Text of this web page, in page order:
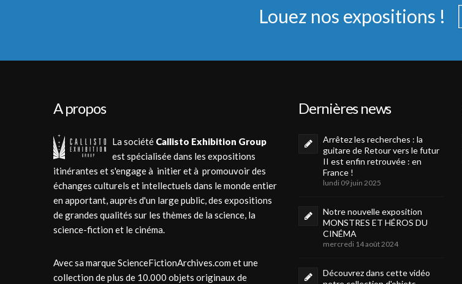
Louez nos expositions !
A propos
La société Callisto Exhibition Group
est spécialisée dans les expositions
itinérantes et s'engage à initier et à promouvoir des
échanges culturels et intellectuels dans le monde entier
en apportant, auprès d'un large public, des expositions
de grandes qualités sur les thèmes de la science, la
science-fiction et le cinéma.
Avec sa marque ScienceFictionArchives.com et une
collection de plus de 10.000 objets originaux de
Dernières news
Arrêtez les recherches : la
guitare de Retour vers le futur
II est enfin retrouvée : en
France !
lundi 09 juin 2025
Notre nouvelle exposition
MONSTRES ET HÉROS DU
CINÉMA
mercredi 14 août 2024
Découvrez dans cette vidéo